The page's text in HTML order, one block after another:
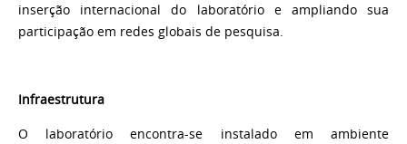
inserção internacional do laboratório e ampliando sua
participação em redes globais de pesquisa.
Infraestrutura
O laboratório encontra-se instalado em ambiente